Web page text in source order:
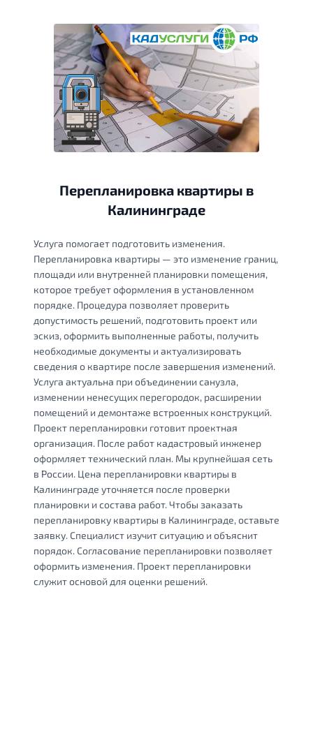
Перепланировка квартиры в
Калининграде
Услуга помогает подготовить изменения.
Перепланировка квартиры — это изменение границ,
площади или внутренней планировки помещения,
которое требует оформления в установленном
порядке. Процедура позволяет проверить
допустимость решений, подготовить проект или
эскиз, оформить выполненные работы, получить
необходимые документы и актуализировать
сведения о квартире после завершения изменений.
Услуга актуальна при объединении санузла,
изменении ненесущих перегородок, расширении
помещений и демонтаже встроенных конструкций.
Проект перепланировки готовит проектная
организация. После работ кадастровый инженер
оформляет технический план. Мы крупнейшая сеть
в России. Цена перепланировки квартиры в
Калининграде уточняется после проверки
планировки и состава работ. Чтобы заказать
перепланировку квартиры в Калининграде, оставьте
заявку. Специалист изучит ситуацию и объяснит
порядок. Согласование перепланировки позволяет
оформить изменения. Проект перепланировки
служит основой для оценки решений.